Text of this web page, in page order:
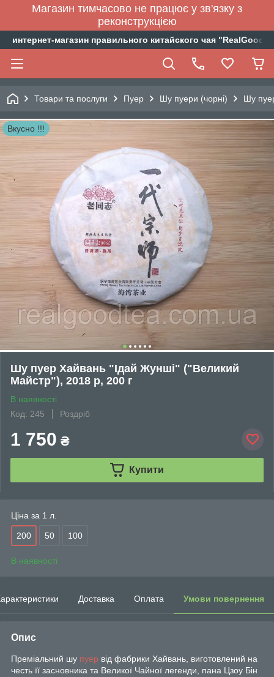
Магазин тимчасово не працює у зв'язку з
реконструкцією
интернет-магазин правильного китайского чая
Товари та послуги Пуер Шу пуери (чорні) Шу
Вкусно !!!
Шу пуер Хайвань "Ідай Жунші" ("Великий
Майстр"), 2018 р, 200 г
В наявності
Код: 245
Роздріб
1 750 ₴
Купити
Ціна за 1 л.
200 50 100
В наявності
Доставка Оплата Умови повернення
Опис
Преміальний шу пуер від фабрики Хайвань, виготовлений на
честь її засновника та Великої Чайної легенди, пана Цзоу Бін